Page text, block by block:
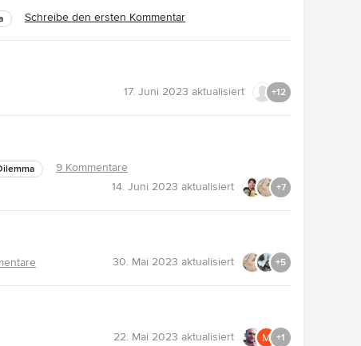
Schreibe den ersten Kommentar
17. Juni 2023 aktualisiert +12
9 Kommentare
14. Juni 2023 aktualisiert +7
30. Mai 2023 aktualisiert +5
22. Mai 2023 aktualisiert +1